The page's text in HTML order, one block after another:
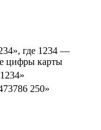
где 1234 —
цифры карты
250»